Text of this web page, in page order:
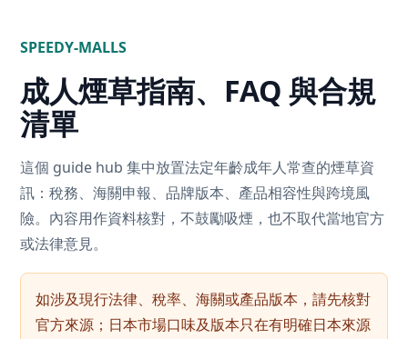
SPEEDY-MALLS
成人煙草指南、FAQ 與合規
清單
這個 guide hub 集中放置法定年齡成年人常查的煙草資
訊：稅務、海關申報、品牌版本、產品相容性與跨境風
險。內容用作資料核對，不鼓勵吸煙，也不取代當地官方
或法律意見。
如涉及現行法律、稅率、海關或產品版本，請先核對
官方來源；日本市場口味及版本只在有明確日本來源